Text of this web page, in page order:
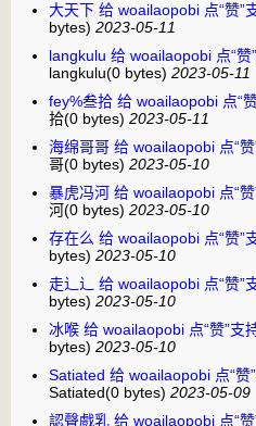
大天下 给 woailaopobi 点“赞”
bytes) 2023-05-11
langkulu 给 woailaopobi 点“赞
langkulu(0 bytes) 2023-05-11
fey%叁拾 给 woailaopobi 点“
拾(0 bytes) 2023-05-11
海绵哥哥 给 woailaopobi 点“赞
哥(0 bytes) 2023-05-10
暴虎冯河 给 woailaopobi 点“赞
河(0 bytes) 2023-05-10
存在么 给 woailaopobi 点“赞”
bytes) 2023-05-10
走辶辶 给 woailaopobi 点“赞”
bytes) 2023-05-10
冰喉 给 woailaopobi 点“赞”支
bytes) 2023-05-10
Satiated 给 woailaopobi 点“赞
Satiated(0 bytes) 2023-05-09
認聲戲乳 给 woailaopobi 点“赞